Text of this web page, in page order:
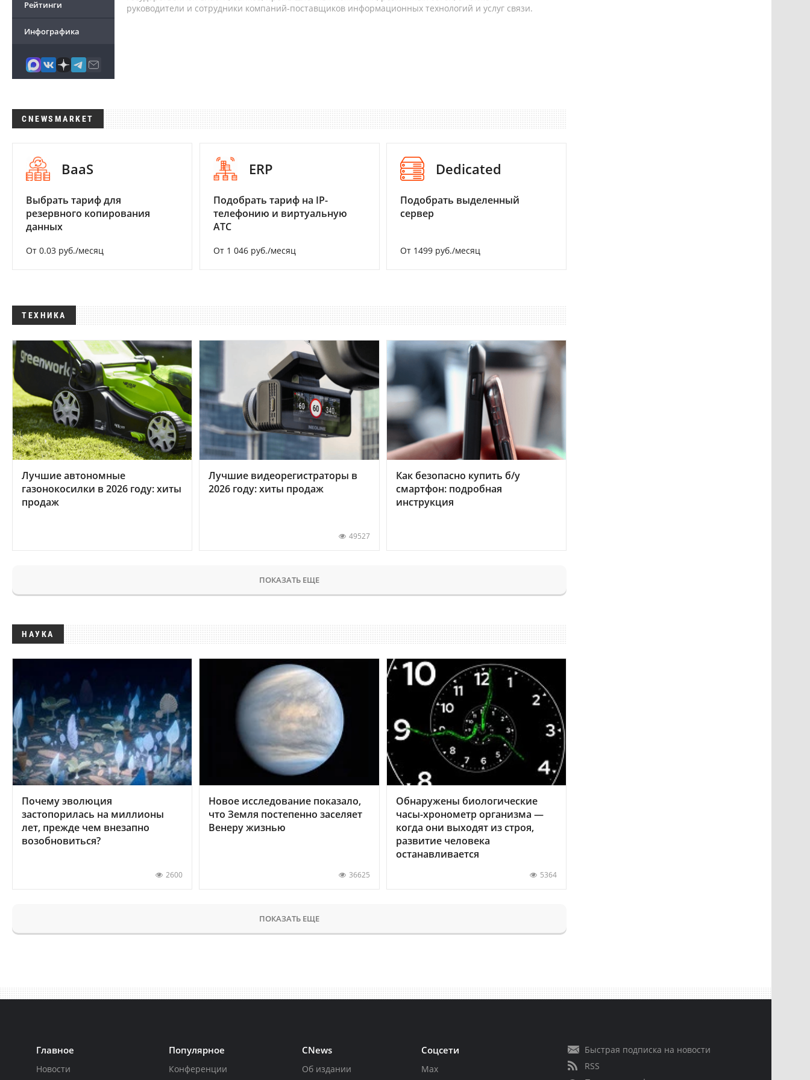
Рейтинги
Инфографика
руководители и сотрудники компаний-поставщиков информационных технологий и услуг связи.
CNEWSMARKET
BaaS
Выбрать тариф для
резервного копирования
данных
От 0.03 руб./месяц
ERP
Подобрать тариф на IP-
телефонию и виртуальную
АТС
От 1 046 руб./месяц
Dedicated
Подобрать выделенный
сервер
От 1499 руб./месяц
ТЕХНИКА
Лучшие автономные
газонокосилки в 2026 году: хиты
продаж
Лучшие видеорегистраторы в
2026 году: хиты продаж
49527
Как безопасно купить б/у
смартфон: подробная
инструкция
ПОКАЗАТЬ ЕЩЕ
НАУКА
Почему эволюция
застопорилась на миллионы
лет, прежде чем внезапно
возобновиться?
2600
Новое исследование показало,
что Земля постепенно заселяет
Венеру жизнью
36625
Обнаружены биологические
часы-хронометр организма —
когда они выходят из строя,
развитие человека
останавливается
5364
ПОКАЗАТЬ ЕЩЕ
Главное
Новости
Популярное
Конференции
CNews
Об издании
Соцсети
Max
Быстрая подписка на новости
RSS